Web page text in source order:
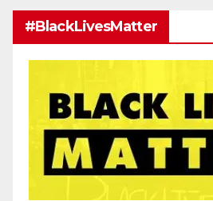
#BlackLivesMatter